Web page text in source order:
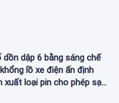
dồn dập 6 bằng sáng chế
lồ xe điện ấn định
xuất loại pin cho phép sạc
Hà Nội đến TP.HCM